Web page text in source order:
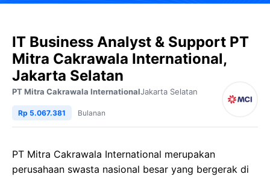
IT Business Analyst & Support PT
Mitra Cakrawala International,
Jakarta Selatan
PT Mitra Cakrawala InternationalJakarta Selatan
Rp 5.067.381 Bulanan
PT Mitra Cakrawala International merupakan
perusahaan swasta nasional besar yang bergerak di